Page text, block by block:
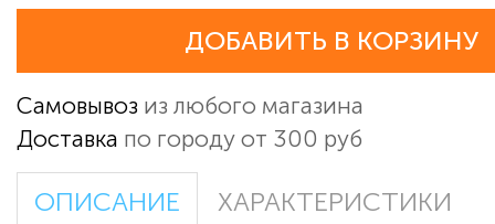
ДОБАВИТЬ В КОРЗИНУ
Самовывоз из любого магазина
Доставка по городу от 300 руб
ОПИСАНИЕ ХАРАКТЕРИСТИКИ